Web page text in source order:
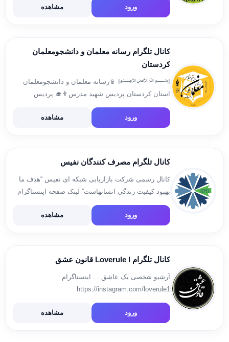
🔶مهلت تست و گارانتی تماس با ما: […]
ورود مشاهده
کانال تلگرام رسانه معلمان و دانشجومعلمان
کردستان
ا﷽ا 📱رسانه معلمان و دانشجومعلمان
استان کردستان پردیس شهید مدرس⁦👨‍🎓 پردیس
@adm_cfuk @adm_cfu 🪧آدرس پیج اینستاگرام:
ورود مشاهده
کانال تلگرام مصرف کنندگان نفیس
کانال رسمی شرکت بازاریابی شبکه ای نفیس “هدف ما
بهبود کیفیت زندگی انسانهاست” لینک صفحه اینستاگرام
نفیس 👇 https://www.instagram.com/nafis.network/
https://hph.co.ir
ورود مشاهده
کانال تلگرام Loverule l قانون عشق
آرشیو شخصی یک عاشق . . اینستاگرام
https://instagram.com/loverule1
igshid=173tsy9aqb9gb . . . @Loverule_admin
ورود
مشاهده